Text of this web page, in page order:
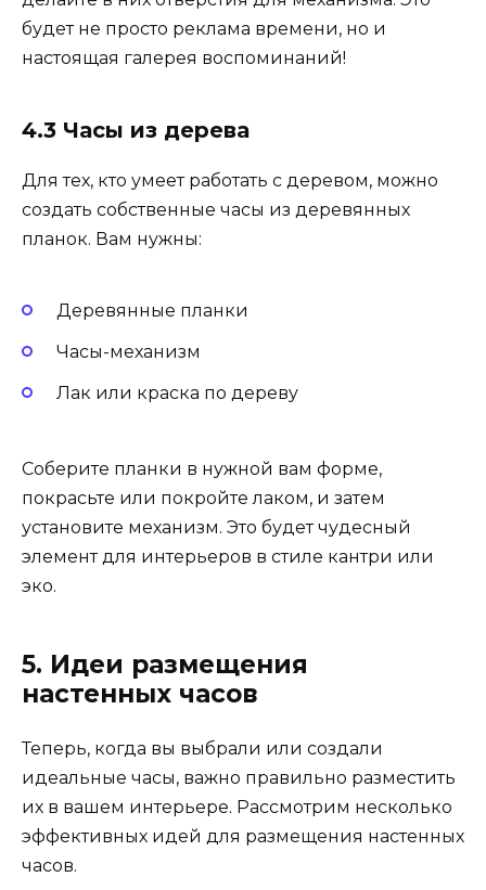
будет не просто реклама времени, но и
настоящая галерея воспоминаний!
4.3 Часы из дерева
Для тех, кто умеет работать с деревом, можно
создать собственные часы из деревянных
планок. Вам нужны:
Деревянные планки
Часы-механизм
Лак или краска по дереву
Соберите планки в нужной вам форме,
покрасьте или покройте лаком, и затем
установите механизм. Это будет чудесный
элемент для интерьеров в стиле кантри или
эко.
5. Идеи размещения
настенных часов
Теперь, когда вы выбрали или создали
идеальные часы, важно правильно разместить
их в вашем интерьере. Рассмотрим несколько
эффективных идей для размещения настенных
часов.